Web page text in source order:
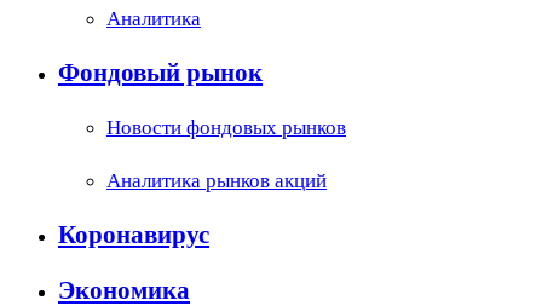
Аналитика
Фондовый рынок
Новости фондовых рынков
Аналитика рынков акций
Коронавирус
Экономика